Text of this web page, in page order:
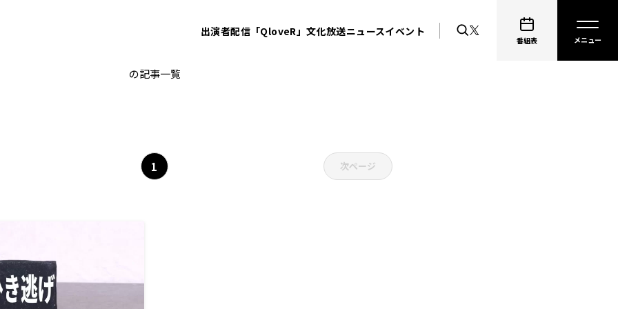
出演者配信「QloveR」文化放送ニュースイベント
番組表
自動車運転過失致死
の記事一覧
1 次ページ